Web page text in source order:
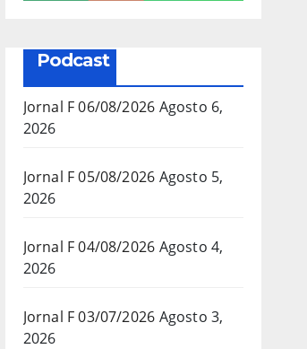
Podcast
Jornal F 06/08/2026 Agosto 6,
2026
Jornal F 05/08/2026 Agosto 5,
2026
Jornal F 04/08/2026 Agosto 4,
2026
Jornal F 03/07/2026 Agosto 3,
2026